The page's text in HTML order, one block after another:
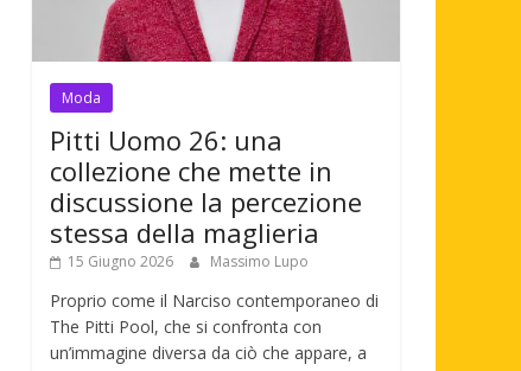
Moda
Pitti Uomo 26: una
collezione che mette in
discussione la percezione
stessa della maglieria
15 Giugno 2026 Massimo Lupo
Proprio come il Narciso contemporaneo di
The Pitti Pool, che si confronta con
un’immagine diversa da ciò che appare, a